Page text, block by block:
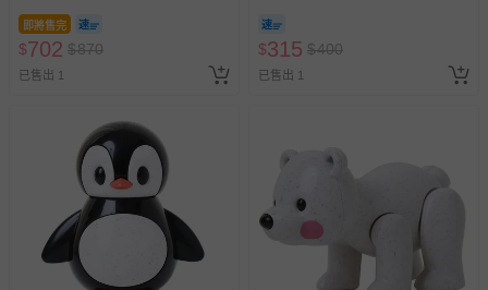
即將售完
$702 $870
已售出 1
$315 $400
已售出 1